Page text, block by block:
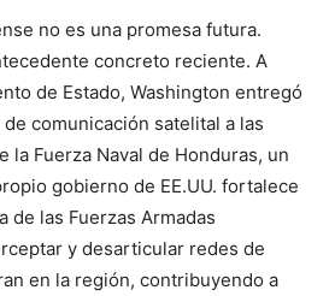
no es una promesa futura.
concreto reciente. A
de Estado, Washington entregó
comunicación satelital a las
la Fuerza Naval de Honduras, un
gobierno de EE.UU. fortalece
de las Fuerzas Armadas
y desarticular redes de
en la región, contribuyendo a